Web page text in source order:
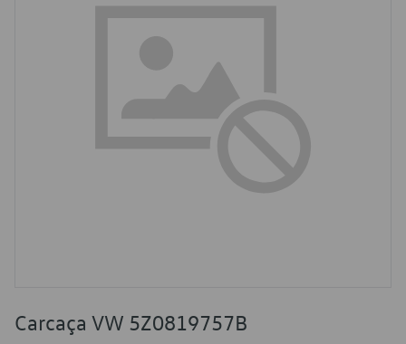
Carcaça VW 5Z0819757B